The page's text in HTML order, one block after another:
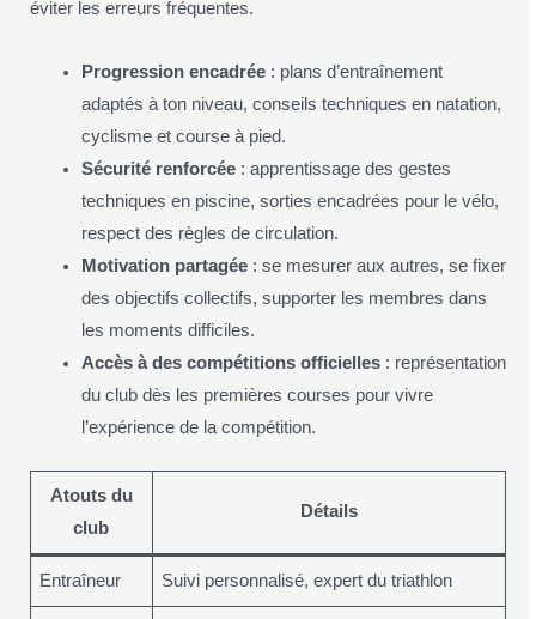
éviter les erreurs fréquentes.
Progression encadrée : plans d’entraînement
adaptés à ton niveau, conseils techniques en natation,
cyclisme et course à pied.
Sécurité renforcée : apprentissage des gestes
techniques en piscine, sorties encadrées pour le vélo,
respect des règles de circulation.
Motivation partagée : se mesurer aux autres, se fixer
des objectifs collectifs, supporter les membres dans
les moments difficiles.
Accès à des compétitions officielles : représentation
du club dès les premières courses pour vivre
l’expérience de la compétition.
Atouts du
club
Détails
Entraîneur Suivi personnalisé, expert du triathlon